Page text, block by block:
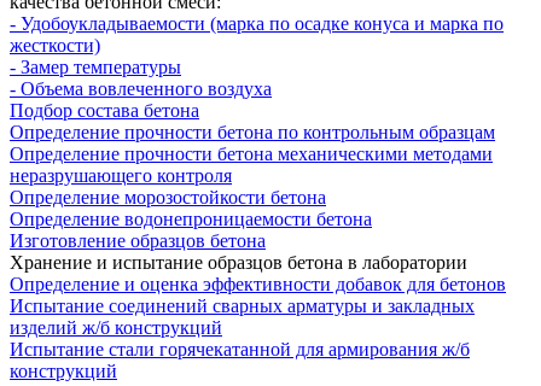
- Удобоукладываемости (марка по осадке конуса и марка по
жесткости)
- Замер температуры
- Объема вовлеченного воздуха
Подбор состава бетона
Определение прочности бетона по контрольным образцам
Определение прочности бетона механическими методами
неразрушающего контроля
Определение морозостойкости бетона
Определение водонепроницаемости бетона
Изготовление образцов бетона
Хранение и испытание образцов бетона в лаборатории
Определение и оценка эффективности добавок для бетонов
Испытание соединений сварных арматуры и закладных
изделий ж/б конструкций
Испытание стали горячекатанной для армирования ж/б
конструкций